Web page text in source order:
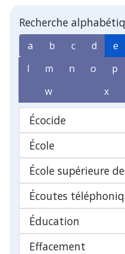
Recherche
a b c d e
l
m n o p
w
x
Écocide
École
École supérieure
Écoutes
Éducation
Effacement